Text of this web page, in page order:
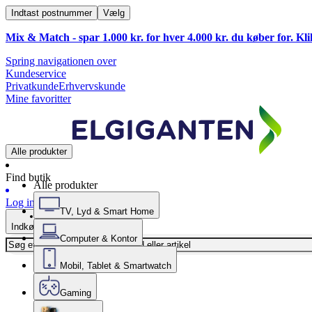
Indtast postnummer Vælg
Mix & Match - spar 1.000 kr. for hver 4.000 kr. du køber for.
Spring navigationen over
Kundeservice
PrivatkundeErhvervskunde
Mine favoritter
Alle produkter
Find butik
Log ind
Indkøbskurv
Alle produkter
TV, Lyd & Smart Home
Computer & Kontor
Mobil, Tablet & Smartwatch
Gaming